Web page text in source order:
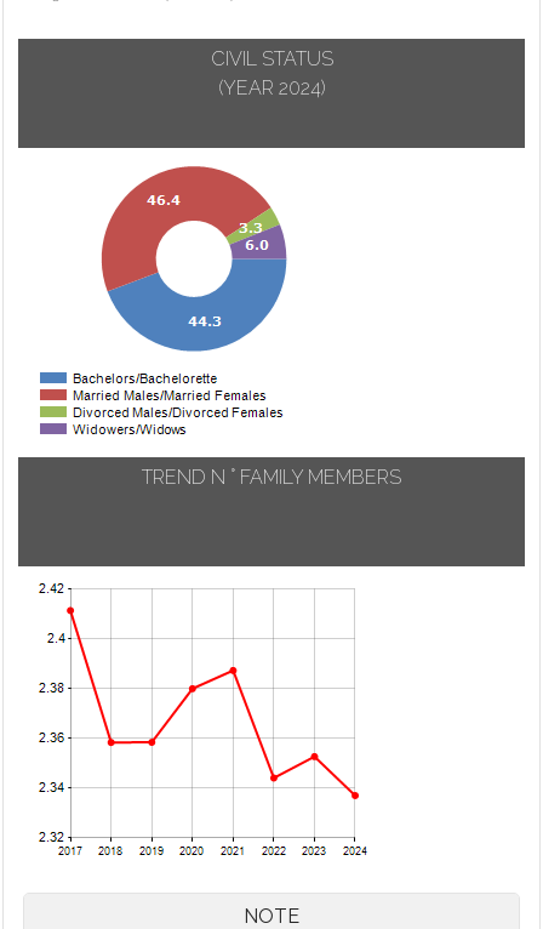
CIVIL STATUS
(YEAR 2024)
TREND N ° FAMILY MEMBERS
NOTE